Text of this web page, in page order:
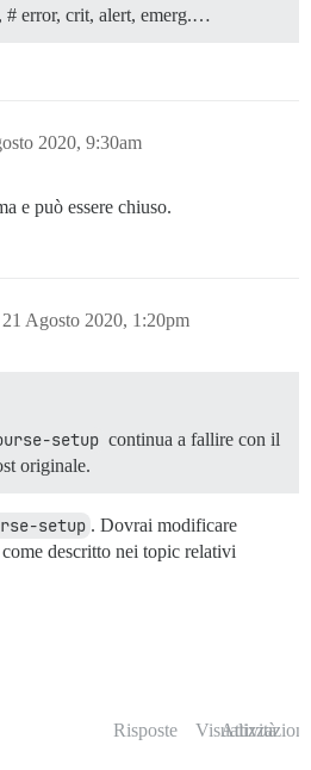
# error, crit, alert, emerg.…
2020, 9:30am
e può essere chiuso.
21 Agosto 2020, 1:20pm
setup continua a fallire con il
originale.
setup . Dovrai modificare
descritto nei topic relativi
Risposte Visualizzazioni
Attività